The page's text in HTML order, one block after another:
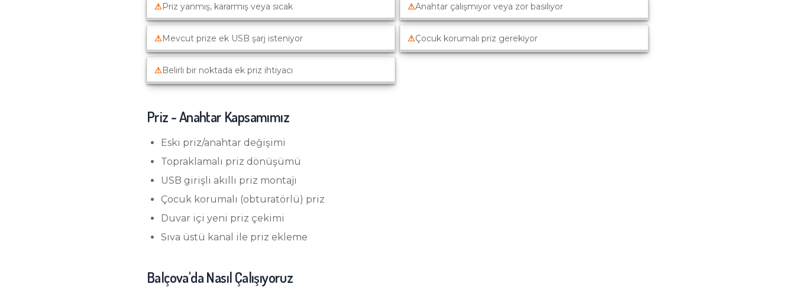
⚠Priz yanmış, kararmış veya sıcak ⚠Anahtar çalışmıyor veya zor basılıyor
⚠Mevcut prize ek USB şarj isteniyor ⚠Çocuk korumalı priz gerekiyor
⚠Belirli bir noktada ek priz ihtiyacı
Priz - Anahtar Kapsamımız
Eski priz/anahtar değişimi
Topraklamalı priz dönüşümü
USB girişli akıllı priz montajı
Çocuk korumalı (obturatörlü) priz
Duvar içi yeni priz çekimi
Sıva üstü kanal ile priz ekleme
Balçova'da Nasıl Çalışıyoruz